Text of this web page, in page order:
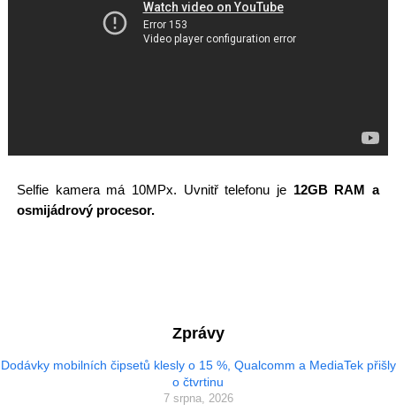
Selfie kamera má 10MPx. Uvnitř telefonu je 12GB RAM a
osmijádrový procesor.
Zprávy
Dodávky mobilních čipsetů klesly o 15 %, Qualcomm a MediaTek přišly
o čtvrtinu
7 srpna, 2026